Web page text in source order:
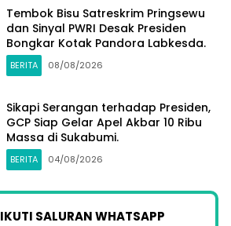
Tembok Bisu Satreskrim Pringsewu
dan Sinyal PWRI Desak Presiden
Bongkar Kotak Pandora Labkesda.
BERITA 08/08/2026
Sikapi Serangan terhadap Presiden,
GCP Siap Gelar Apel Akbar 10 Ribu
Massa di Sukabumi.
BERITA 04/08/2026
IKUTI SALURAN WHATSAPP